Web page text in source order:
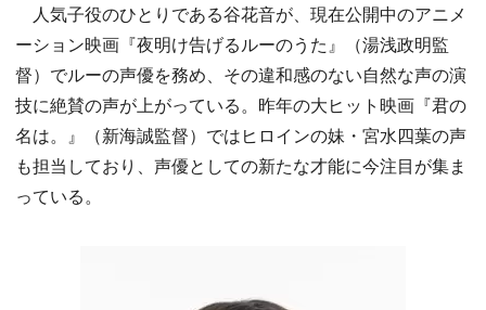
人気子役のひとりである谷花音が、現在公開中のアニメ
ーション映画『夜明け告げるルーのうた』（湯浅政明監
督）でルーの声優を務め、その違和感のない自然な声の演
技に絶賛の声が上がっている。昨年の大ヒット映画『君の
名は。』（新海誠監督）ではヒロインの妹・宮水四葉の声
も担当しており、声優としての新たな才能に今注目が集ま
っている。